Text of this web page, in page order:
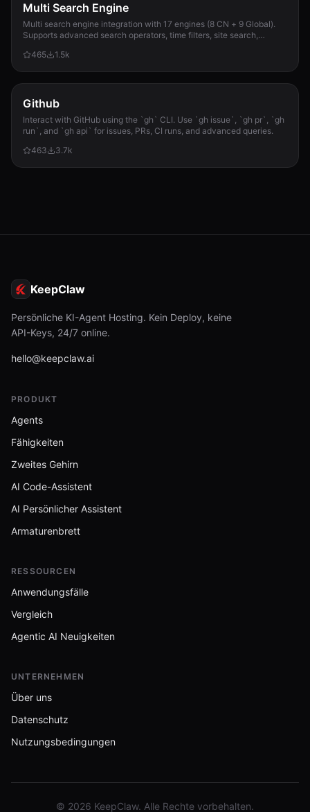
Multi Search Engine
Multi search engine integration with 17 engines (8 CN + 9 Global).
Supports advanced search operators, time filters, site search,
required.
465 1.5k
Github
Interact with GitHub using the `gh` CLI. Use `gh issue`, `gh pr`, `gh
run`, and `gh api` for issues, PRs, CI runs, and advanced queries.
463
3.7k
KeepClaw
Persönliche KI-Agent Hosting. Kein Deploy, keine
API-Keys, 24/7 online.
hello@keepclaw.ai
PRODUKT
Agents
Fähigkeiten
Zweites Gehirn
AI Code-Assistent
AI Persönlicher Assistent
Armaturenbrett
RESSOURCEN
Anwendungsfälle
Vergleich
Agentic AI Neuigkeiten
UNTERNEHMEN
Über uns
Datenschutz
Nutzungsbedingungen
© 2026 KeepClaw. Alle Rechte vorbehalten.